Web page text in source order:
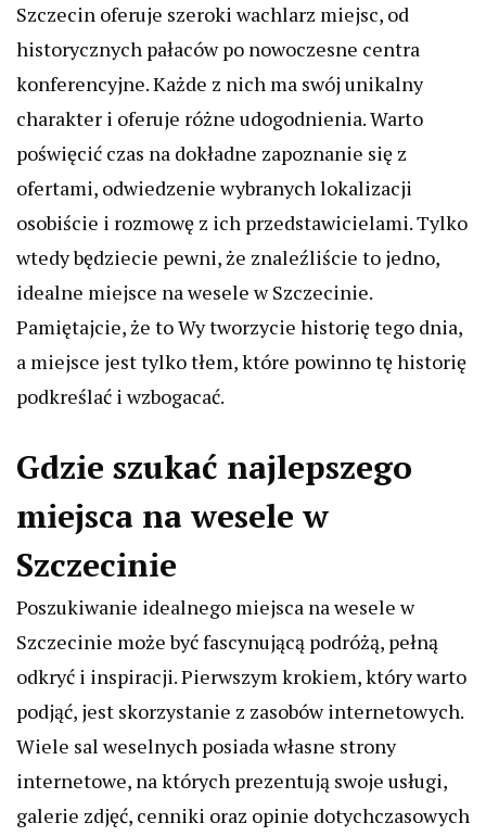
Szczecin oferuje szeroki wachlarz miejsc, od
historycznych pałaców po nowoczesne centra
konferencyjne. Każde z nich ma swój unikalny
charakter i oferuje różne udogodnienia. Warto
poświęcić czas na dokładne zapoznanie się z
ofertami, odwiedzenie wybranych lokalizacji
osobiście i rozmowę z ich przedstawicielami. Tylko
wtedy będziecie pewni, że znaleźliście to jedno,
idealne miejsce na wesele w Szczecinie.
Pamiętajcie, że to Wy tworzycie historię tego dnia,
a miejsce jest tylko tłem, które powinno tę historię
podkreślać i wzbogacać.
Gdzie szukać najlepszego
miejsca na wesele w
Szczecinie
Poszukiwanie idealnego miejsca na wesele w
Szczecinie może być fascynującą podróżą, pełną
odkryć i inspiracji. Pierwszym krokiem, który warto
podjąć, jest skorzystanie z zasobów internetowych.
Wiele sal weselnych posiada własne strony
internetowe, na których prezentują swoje usługi,
galerie zdjęć, cenniki oraz opinie dotychczasowych